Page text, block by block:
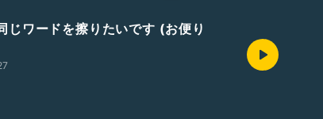
ワードを擦りたいです (お便り